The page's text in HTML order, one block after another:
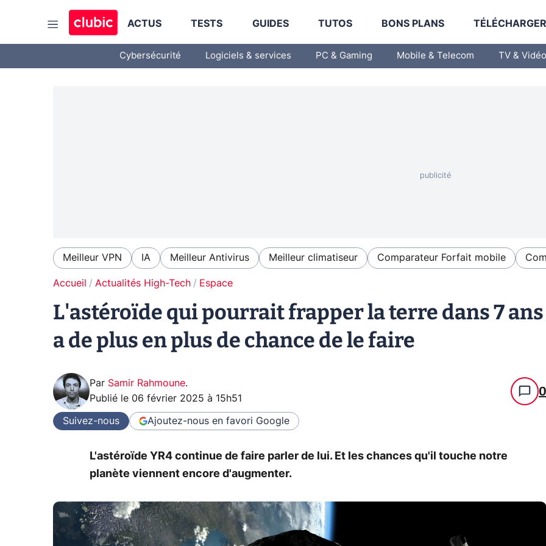
ACTUS TESTS GUIDES TUTOS BONS PLANS
Cybersécurité Logiciels & services PC & Gaming Mobile & Telecom TV & Vidéo
Meilleur VPN IA Meilleur Antivirus Meilleur climatiseur Comparateur Forfait mobile
Accueil Actualités High-Tech Espace
L'astéroïde qui pourrait frapper la terre dans 7 ans
a de plus en plus de chance de le faire
Par Samir Rahmoune.
Publié le 06 février 2025 à 15h51 0
Suivez-nous Ajoutez-nous en favori Google
L'astéroïde YR4 continue de faire parler de lui. Et les chances qu'il touche notre
planète viennent encore d'augmenter.